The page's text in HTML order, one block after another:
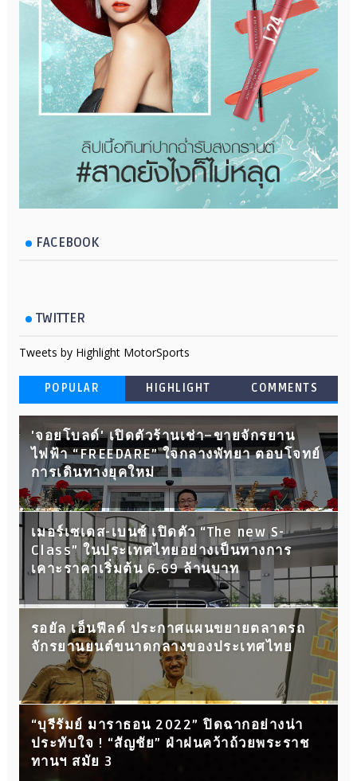
FACEBOOK
TWITTER
Tweets by Highlight MotorSports
POPULAR HIGHLIGHT COMMENTS
'จอยโบลด์' เปิดตัวร้านเช่า–ขายจักรยาน
ไฟฟ้า “FREEDARE” ใจกลางพัทยา ตอบโจทย์
การเดินทางยุคใหม่
เมอร์เซเดส-เบนซ์ เปิดตัว “The new S-
Class” ในประเทศไทยอย่างเป็นทางการ
เคาะราคาเริ่มต้น 6.69 ล้านบาท
รอยัล เอ็นฟีลด์ ประกาศแผนขยายตลาดรถ
จักรยานยนต์ขนาดกลางของประเทศไทย
“บุรีรัมย์ มาราธอน 2022” ปิดฉากอย่างน่า
ประทับใจ ! “สัญชัย” ฝ่าฝนคว้าถ้วยพระราช
ทานฯ สมัย 3